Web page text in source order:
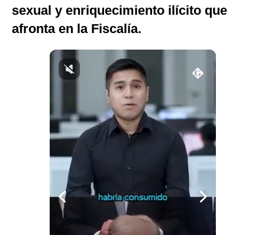
Videos
Fotogalerías
sexual y enriquecimiento ilícito que
afronta en la Fiscalía.